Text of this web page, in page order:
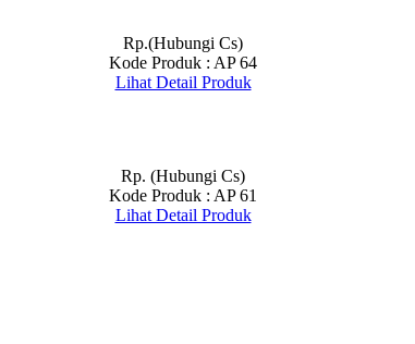
Rp.(Hubungi Cs)
Kode Produk : AP 64
Lihat Detail Produk
Rp. (Hubungi Cs)
Kode Produk : AP 61
Lihat Detail Produk